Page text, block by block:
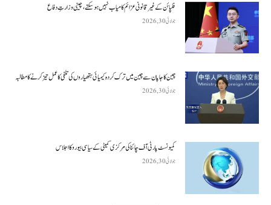
فلپائن کے غیر قانونی عزائم کامیاب نہیں ہو سکتے ، چینی وزارتِ دفاع
جولائی 30, 2026
چین کا جاپان سے چین میں ترک کردہ کیمیائی ہتھیاروں کی تلفی کا عمل تیز کرنے کا مطالبہ
جولائی 30, 2026
کمیونسٹ پارٹی آف چائنا کی مرکزی کمیٹی کے سیاسی بیورو کا اجلاس
جولائی 30, 2026